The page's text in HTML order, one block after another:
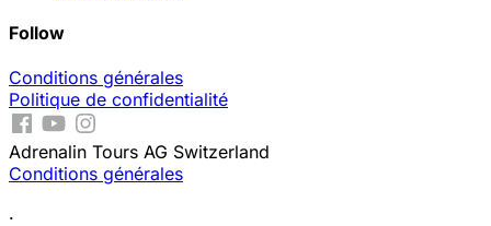
Follow
Conditions générales
Politique de confidentialité
Adrenalin Tours AG Switzerland
Conditions générales
.